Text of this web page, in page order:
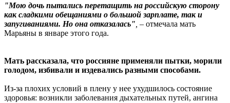
"Мою дочь пытались перетащить на российскую сторону
как сладкими обещаниями о большой зарплате, так и
запугиваниями. Но она отказалась" – отмечала мать
Марьяны в январе этого года.
Мать рассказала, что россияне применяли пытки, морили
голодом, избивали и издевались разными способами.
Из-за плохих условий в плену у нее ухудшилось состояние
здоровья: возникли заболевания дыхательных путей, ангина